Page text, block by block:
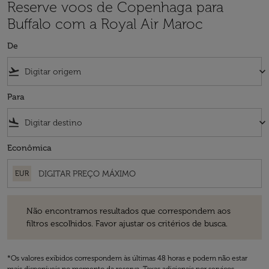
Reserve voos de Copenhaga para
Buffalo com a Royal Air Maroc
De
flight_takeoff keyboard_arrow_down
Para
flight_land keyboard_arrow_down
Econômica
EUR
Não encontramos resultados que correspondem aos
filtros escolhidos. Favor ajustar os critérios de busca.
*Os valores exibidos correspondem às últimas 48 horas e podem não estar